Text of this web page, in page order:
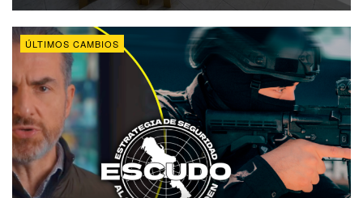
ÚLTIMOS CAMBIOS